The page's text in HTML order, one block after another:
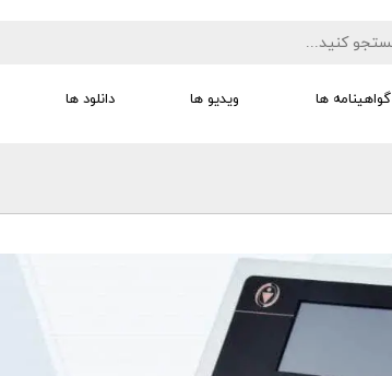
تجهیزات مکانوتراپی تجهیزات الکترو تراپی
گواهینامه ها ویدیو ها دانلود ها